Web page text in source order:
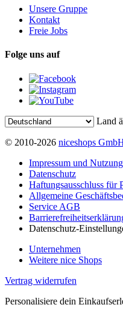
Unsere Gruppe
Kontakt
Freie Jobs
Folge uns auf
Land
© 2010-2026 niceshops
Impressum und
Datenschutz
Haftungsausschluss für
Allgemeine
Service AGB
Datenschutz-
Unternehmen
Weitere nice Shops
Vertrag widerrufen
Personalisiere dein